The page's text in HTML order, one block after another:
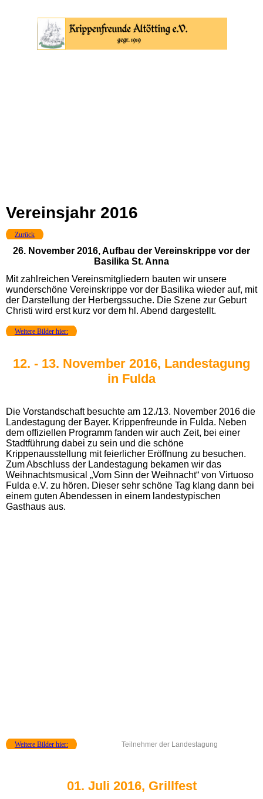
Vereinsjahr 2016
Zurück
26. November 2016, Aufbau der Vereinskrippe vor der
Basilika St. Anna
Mit zahlreichen Vereinsmitgliedern bauten wir unsere
wunderschöne Vereinskrippe vor der Basilika wieder auf, mit
der Darstellung der Herbergssuche. Die Szene zur Geburt
Christi wird erst kurz vor dem hl. Abend dargestellt.
Weitere Bilder hier:
12. - 13. November 2016, Landestagung
in Fulda
Die Vorstandschaft besuchte am 12./13. November 2016 die
Landestagung der Bayer. Krippenfreunde in Fulda. Neben
dem offiziellen Programm fanden wir auch Zeit, bei einer
Stadtführung dabei zu sein und die schöne
Krippenausstellung mit feierlicher Eröffnung zu besuchen.
Zum Abschluss der Landestagung bekamen wir das
Weihnachtsmusical „Vom Sinn der Weihnacht“ von Virtuoso
Fulda e.V. zu hören. Dieser sehr schöne Tag klang dann bei
einem guten Abendessen in einem landestypischen
Gasthaus aus.
Weitere Bilder hier: Teilnehmer der Landestagung
01. Juli 2016, Grillfest